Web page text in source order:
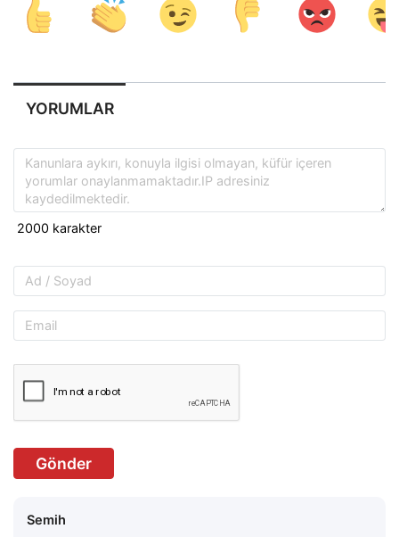
YORUMLAR
Gönder
Semih